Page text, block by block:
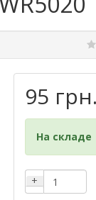
95 грн.
На складе
+